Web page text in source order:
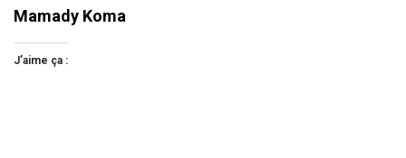
Mamady Koma
J’aime ça :